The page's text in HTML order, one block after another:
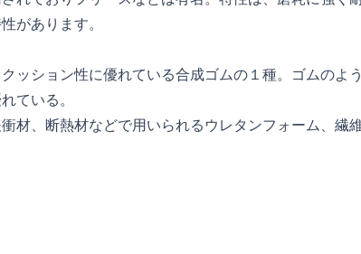
があります。
ッション性に優れている合成ゴムの１種。ゴムのよ
ている。
材、断熱材などで用いられるウレタンフォーム、繊